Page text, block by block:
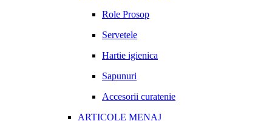
Role Prosop
Servetele
Hartie igienica
Sapunuri
Accesorii curatenie
ARTICOLE MENAJ